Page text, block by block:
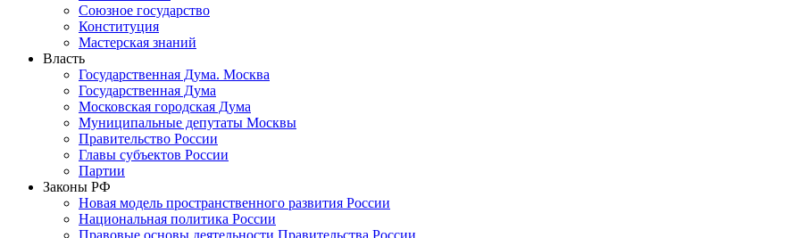
Союзное государство
Конституция
Мастерская знаний
Власть
Государственная Дума. Москва
Государственная Дума
Московская городская Дума
Муниципальные депутаты Москвы
Правительство России
Главы субъектов России
Партии
Законы РФ
Новая модель пространственного развития России
Национальная политика России
Правовые основы деятельности Правительства России